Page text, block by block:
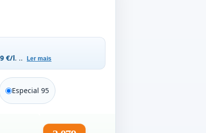
€/l. .. Ler mais
Especial 95